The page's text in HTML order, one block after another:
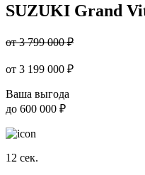
SUZUKI Grand
от 3 799 000 ₽
от 3 199 000 ₽
Ваша выгода
до 600 000 ₽
12 сек.